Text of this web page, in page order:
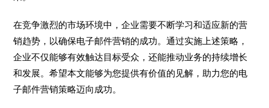
在竞争激烈的市场环境中，企业需要不断学习和适应新的营
销趋势，以确保电子邮件营销的成功。通过实施上述策略，
企业不仅能够有效触达目标受众，还能推动业务的持续增长
和发展。希望本文能够为您提供有价值的见解，助力您的电
子邮件营销策略迈向成功。